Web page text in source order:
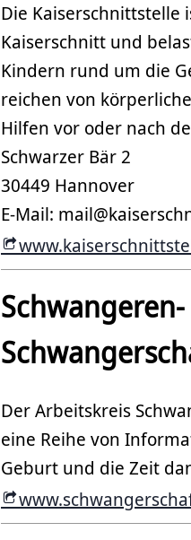
Die Kaiserschnittstelle
Kaiserschnitt und
Kindern rund um die
reichen von
Hilfen vor oder nach
Schwarzer Bär 2
30449 Hannover
E-Mail:
Der Arbeitskreis
eine Reihe von
Geburt und die Zeit